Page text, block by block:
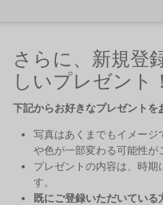
さらに、新規登
しいプレゼント！
下記からお好きなプレゼントを
写真はあくまでもイメージ
や色が一部変わる可能性が
プレゼントの内容は、時期
す。
既にご登録いただいている